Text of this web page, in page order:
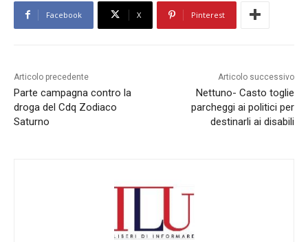
Facebook X Pinterest
Articolo precedente
Parte campagna contro la
droga del Cdq Zodiaco
Saturno
Articolo successivo
Nettuno- Casto toglie
parcheggi ai politici per
destinarli ai disabili